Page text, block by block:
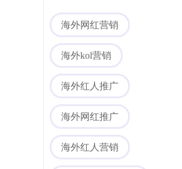
海外网红营销
海外kol营销
海外红人推广
海外网红推广
海外红人营销